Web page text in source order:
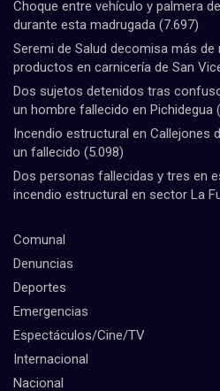
Choque entre vehículo y palmera
durante esta madrugada (7.697)
Seremi de Salud decomisa más de
productos en carnicería de San
Dos sujetos detenidos tras
un hombre fallecido en Pichidegua
Incendio estructural en Callejones
un fallecido (5.098)
Dos personas fallecidas y tres en
incendio estructural en sector La
Comunal
Denuncias
Deportes
Emergencias
Espectáculos/Cine/TV
Internacional
Nacional